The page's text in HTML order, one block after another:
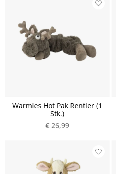
Warmies Hot Pak Rentier (1
Stk.)
€ 26,99